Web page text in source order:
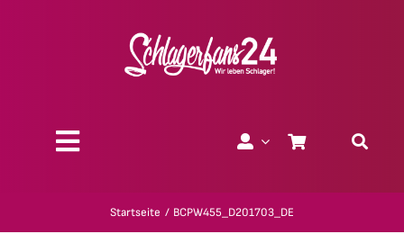
Toggle
Startseite BCPW455_D201703_DE